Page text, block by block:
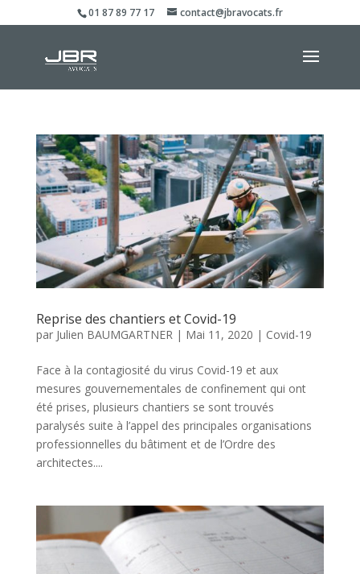
01 87 89 77 17 contact@jbravocats.fr
Reprise des chantiers et Covid-19
par Julien BAUMGARTNER| Mai 11, 2020 | Covid-19
Face à la contagiosité du virus Covid-19 et aux
mesures gouvernementales de confinement qui ont
été prises, plusieurs chantiers se sont trouvés
paralysés suite à l’appel des principales organisations
professionnelles du bâtiment et de l’Ordre des
architectes....